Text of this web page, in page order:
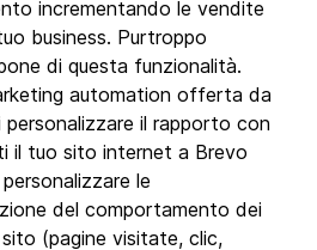
incrementando le vendite
business. Purtroppo
di questa funzionalità.
automation offerta da
il rapporto con
il tuo sito internet a Brevo
le
del comportamento dei
(pagine visitate, clic,